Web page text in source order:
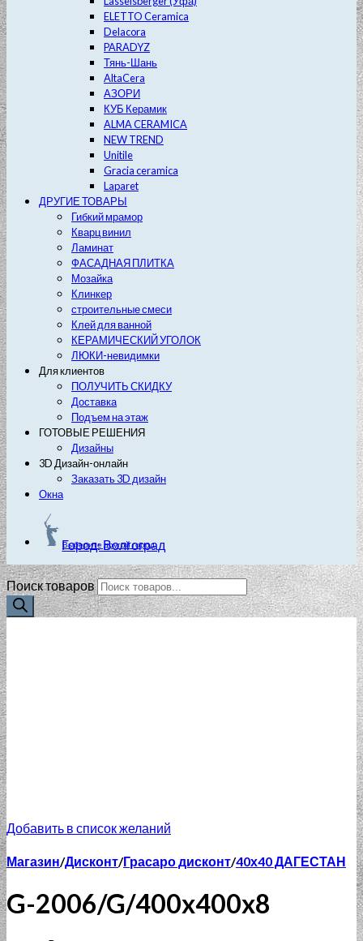
ELETTO Ceramica
Delacora
PARADYZ
Тянь-Шань
AltaCera
АЗОРИ
КУБ Керамик
ALMA CERAMICA
NEW TREND
Unitile
Gracia ceramica
Laparet
ДРУГИЕ ТОВАРЫ
Гибкий мрамор
Кварц винил
Ламинат
ФАСАДНАЯ ПЛИТКА
Мозайка
Клинкер
строительные смеси
Клей для ванной
КЕРАМИЧЕСКИЙ УГОЛОК
ЛЮКИ-невидимки
Для клиентов
ПОЛУЧИТЬ СКИДКУ
Доставка
Подъем на этаж
ГОТОВЫЕ РЕШЕНИЯ
Дизайны
3D Дизайн-онлайн
Заказать 3D дизайн
Окна
Город: Волгоград
Выберите другой город
Поиск товаров
Добавить в список желаний
Магазин/Дисконт/Грасаро дисконт/40х40 ДАГЕСТАН
G-2006/G/400x400x8